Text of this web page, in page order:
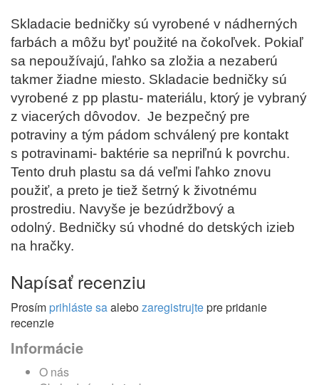
Skladacie bedničky sú vyrobené v nádherných
farbách a môžu byť použité na čokoľvek. Pokiaľ
sa nepoužívajú, ľahko sa zložia a nezaberú
takmer žiadne miesto. Skladacie bedničky sú
vyrobené z pp plastu- materiálu, ktorý je vybraný
z viacerých dôvodov. Je bezpečný pre
potraviny a tým pádom schválený pre kontakt
s potravinami- baktérie sa nepriľnú k povrchu.
Tento druh plastu sa dá veľmi ľahko znovu
použiť, a preto je tiež šetrný k životnému
prostrediu. Navyše je bezúdržbový a
odolný. Bedničky sú vhodné do detských izieb
na hračky.
Napísať recenziu
Prosím prihláste saalebozaregistrujtepre pridanie
recenzie
Informácie
O nás